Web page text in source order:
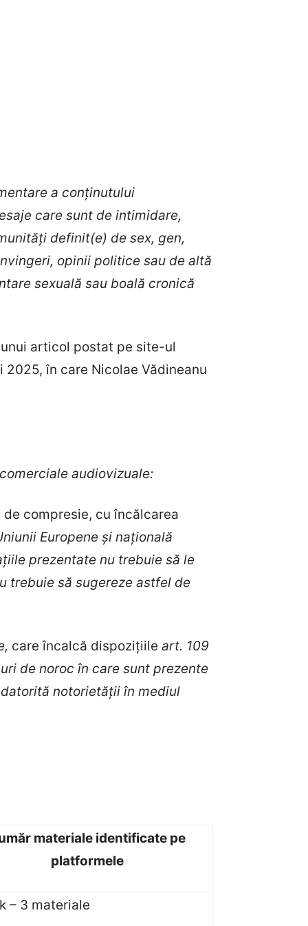
a conținutului
care sunt de intimidare,
definit(e) de sex, gen,
opinii politice sau de altă
sexuală sau boală cronică
articol postat pe site-ul
în care Nicolae Vădineanu
audiovizuale:
compresie, cu încălcarea
Europene și națională
prezentate nu trebuie să le
trebuie să sugereze astfel de
care încalcă dispozițiile art. 109
de noroc în care sunt prezente
notorietății în mediul
materiale identificate pe
platformele
– 3 materiale